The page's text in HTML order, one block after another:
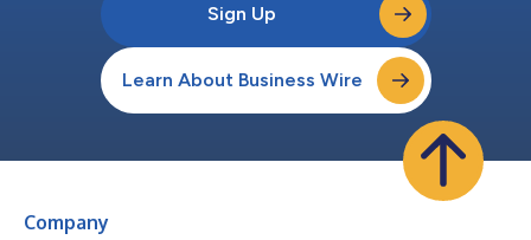
Sign Up
Learn About Business Wire
Company